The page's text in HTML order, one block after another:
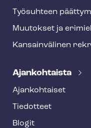
Työsuhteen
Muutokset ja
Kansainvälinen
Ajankohtaista
Ajankohtaiset
Tiedotteet
Blogit